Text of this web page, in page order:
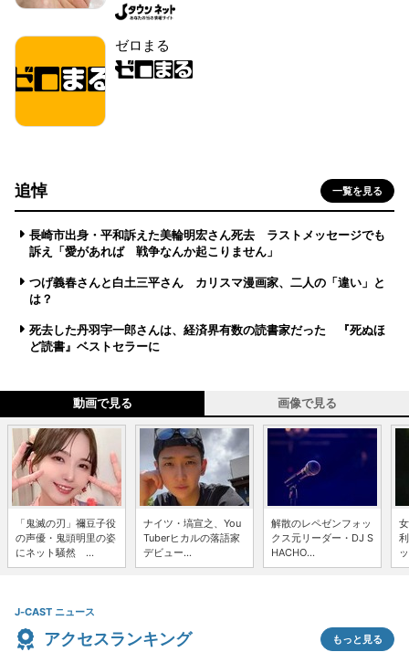
ゼロまる
追悼 一覧を見る
長崎市出身・平和訴えた美輪明宏さん死去 ラストメッセージでも
訴え「愛があれば 戦争なんか起こりません」
つげ義春さんと白土三平さん カリスマ漫画家、二人の「違い」と
は？
死去した丹羽宇一郎さんは、経済界有数の読書家だった 『死ぬほ
ど読書』ベストセラーに
動画で見る 画像で見る
「鬼滅の刃」禰豆子役
の声優・鬼頭明里の姿
にネット騒然 ...
ナイツ・塙宣之、You
Tuberヒカルの落語家
デビュー...
解散のレペゼンフォッ
クス元リーダー・DJ S
HACHO...
J-CAST ニュース
アクセスランキング もっと見る